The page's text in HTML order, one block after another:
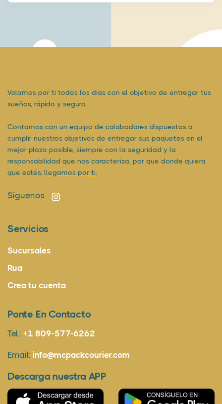
Volamos por ti todos los dias con el objetivo de entregar tus
sueños, rápido y seguro.
Contamos con un equipo de colabodores dispuestos a
cumplir nuestros objetivos de entregar sus paquetes en el
mejor plazo posible, siempre con la seguridad y la
responsabilidad que nos caracteriza, por que donde quiera
que estés, llegamos por ti.
Siguenos
Servicios
Sucursales
Rua
Crea tu cuenta
Ponte En Contacto
Tel.: +1 809-577-6262
Email: info@mcpackcourier.com
Descarga nuestra APP